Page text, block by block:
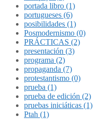
portada libro (1)
portugueses (6)
posibilidades (1)
Posmodernismo (0)
PRÁCTICAS (2)
presentación (3)
programa (2)
propaganda (7)
protestantismo (0)
prueba (1)
prueba de edición (2)
pruebas iniciáticas (1)
Ptah (1)